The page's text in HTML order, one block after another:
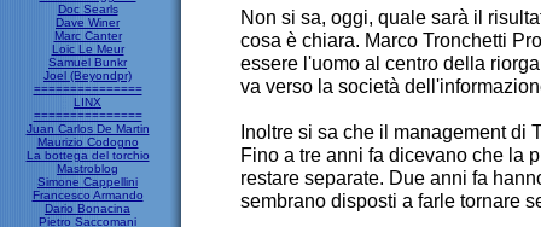
Doc Searls
Dave Winer
Marc Canter
Loic Le Meur
Samuel Bunkr
Joel (Beyondpr)
===============
LINX
===============
Juan Carlos De Martin
Maurizio Codogno
La bottega del torchio
Mastroblog
Simone Cappellini
Francesco Armando
Dario Bonacina
Pietro Saccomani
Non si sa, oggi, quale sarà il
cosa è chiara. Marco Tronchetti
essere l'uomo al centro della
va verso la società
Inoltre si sa che il management di
Fino a tre anni fa dicevano che la
restare separate. Due anni fa
sembrano disposti a farle tornare